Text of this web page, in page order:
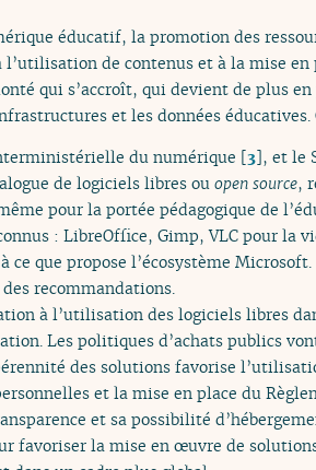
éducatif, la promotion des
de contenus et à la mise en
qui s’accroît, qui devient de plus
et les données éducatives.
du numérique [3], et le
de logiciels libres ou open source,
pour la portée pédagogique de
: LibreOffice, Gimp, VLC pour la
que propose l’écosystème Microsoft.
recommandations.
à l’utilisation des logiciels libres
Les politiques d’achats publics
des solutions favorise
et la mise en place du
et sa possibilité
favoriser la mise en œuvre de